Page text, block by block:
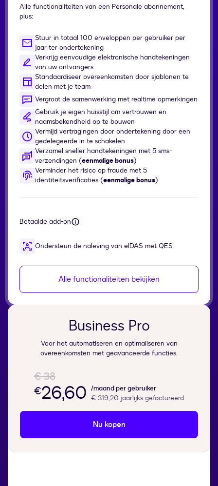
Alle functionaliteiten van een Personale abonnement,
plus:
Stuur in totaal 100 enveloppen per gebruiker per
jaar ter ondertekening
Verkrijg eenvoudige elektronische handtekeningen
van uw ontvangers
Standaardiseer overeenkomsten door sjablonen te
delen met je team
Vergroot de samenwerking met realtime opmerkingen
Gebruik je eigen huisstijl om vertrouwen en
naamsbekendheid op te bouwen
Vermijd vertragingen door ondertekening door een
gedelegeerde in te schakelen
Verzamel sneller handtekeningen met 5 sms-
verzendingen (eenmalige bonus)
Verminder het risico op fraude met 5
identiteitsverificaties (eenmalige bonus)
Betaalde add-on
Ondersteun de naleving van eIDAS met QES
Alle functionaliteiten bekijken
Business Pro
Voor het automatiseren en optimaliseren van
overeenkomsten met geavanceerde functies.
€ 38
€26,60 /maand per gebruiker
€ 319,20 jaarlijks gefactureerd
Nu kopen